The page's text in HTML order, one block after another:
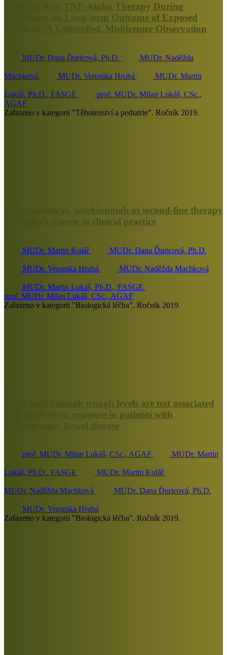
Safety of Anti-TNF-Alpha Therapy During
Pregnancy on Long-term Outcome of Exposed
Children: A Controlled, Multicenter Observation
MUDr. Dana Ďuricová, Ph.D. MUDr. Naděžda
Machková MUDr. Veronika Hrubá MUDr. Martin
Lukáš, Ph.D., FASGE
prof. MUDr. Milan Lukáš, CSc.,
AGAF
Zařazeno v kategorii "Těhotenství a pediatrie". Ročník 2019.
Vedolizumab vs. ustekinumab as second-line therapy
in Crohn’s disease in clinical practice
MUDr. Martin Kolář MUDr. Dana Ďuricová, Ph.D.
MUDr. Veronika Hrubá MUDr. Naděžda Machková
MUDr. Martin Lukáš, Ph.D., FASGE
prof. MUDr. Milan Lukáš, CSc., AGAF
Zařazeno v kategorii "Biologická léčba". Ročník 2019.
Early vedolizumab trough levels are not associated
with short-term response in patients with
inflammatory bowel disease
prof. MUDr. Milan Lukáš, CSc., AGAF MUDr. Martin
Lukáš, Ph.D., FASGE MUDr. Martin Kolář
MUDr. Naděžda Machková MUDr. Dana Ďuricová, Ph.D.
MUDr. Veronika Hrubá
Zařazeno v kategorii "Biologická léčba". Ročník 2019.